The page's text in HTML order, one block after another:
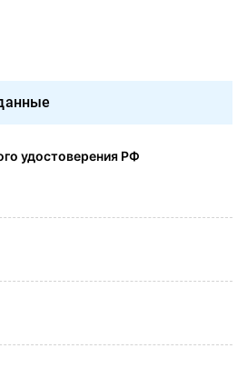
удостоверения РФ